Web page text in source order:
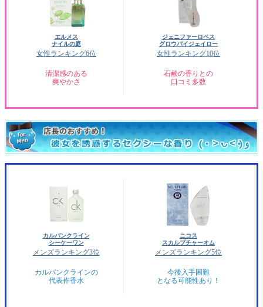
エルメス
ナイルの庭
女性ランキング6位
清潔感のある
爽やかさ
ジェニファーロペス
グロウバイジェイロー
女性ランキング10位
石鹸の香りとの
口コミ多数
カルバンクライン
シーケーワン
メンズランキング3位
カルバンクラインの
代表作香水
ニコス
スカルプチャーオム
メンズランキング5位
今後入手困難
となる可能性あり！